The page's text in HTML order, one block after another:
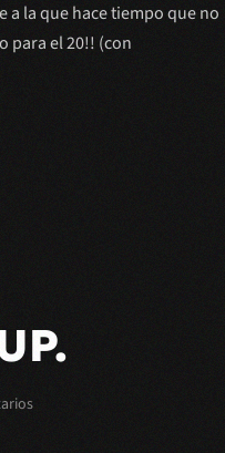
a la que hace tiempo que no
para el 20!! (con
en